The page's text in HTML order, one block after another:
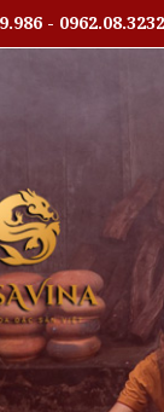
- 0962.08.3232